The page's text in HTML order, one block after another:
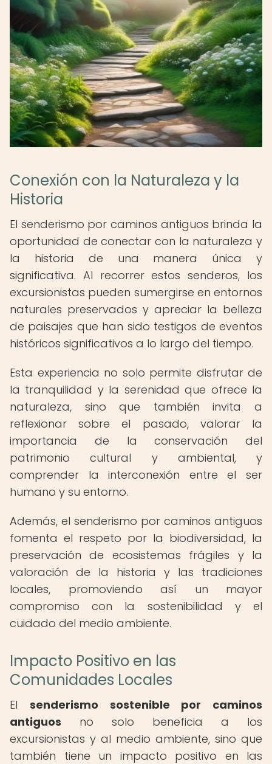
Conexión con la Naturaleza y la
Historia
El senderismo por caminos antiguos brinda la
oportunidad de conectar con la naturaleza y
la historia de una manera única y
significativa. Al recorrer estos senderos, los
excursionistas pueden sumergirse en entornos
naturales preservados y apreciar la belleza
de paisajes que han sido testigos de eventos
históricos significativos a lo largo del tiempo.
Esta experiencia no solo permite disfrutar de
la tranquilidad y la serenidad que ofrece la
naturaleza, sino que también invita a
reflexionar sobre el pasado, valorar la
importancia de la conservación del
patrimonio cultural y ambiental, y
comprender la interconexión entre el ser
humano y su entorno.
Además, el senderismo por caminos antiguos
fomenta el respeto por la biodiversidad, la
preservación de ecosistemas frágiles y la
valoración de la historia y las tradiciones
locales, promoviendo así un mayor
compromiso con la sostenibilidad y el
cuidado del medio ambiente.
Impacto Positivo en las
Comunidades Locales
El senderismo sostenible por caminos
antiguos no solo beneficia a los
excursionistas y al medio ambiente, sino que
también tiene un impacto positivo en las